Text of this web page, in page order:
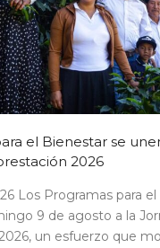
el Bienestar se
2026
Los Programas para
9 de agosto a la
un esfuerzo que